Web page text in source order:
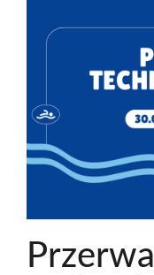
Przerwa